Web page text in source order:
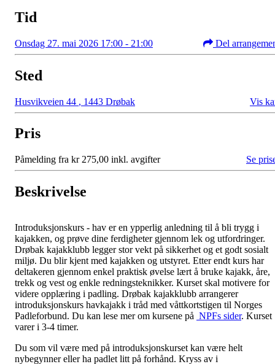
Tid
Onsdag 27. mai 2026 17:00 - 21:00 Del
Sted
Husvikveien 44 , 1443 Drøbak Vis
Pris
Påmelding fra kr 275,00 inkl. avgifter Se
Beskrivelse
Introduksjonskurs - hav er en ypperlig anledning til å bli trygg i
kajakken, og prøve dine ferdigheter gjennom lek og utfordringer.
Drøbak kajakklubb legger stor vekt på sikkerhet og et godt sosialt
miljø. Du blir kjent med kajakken og utstyret. Etter endt kurs har
deltakeren gjennom enkel praktisk øvelse lært å bruke kajakk, åre,
trekk og vest og enkle redningsteknikker. Kurset skal motivere for
videre opplæring i padling. Drøbak kajakklubb arrangerer
introduksjonskurs havkajakk i tråd med våttkortstigen til Norges
Padleforbund. Du kan lese mer om kursene på NPFs sider. Kurset
varer i 3-4 timer.
Du som vil være med på introduksjonskurset kan være helt
nybegynner eller ha padlet litt på forhånd. Kryss av i